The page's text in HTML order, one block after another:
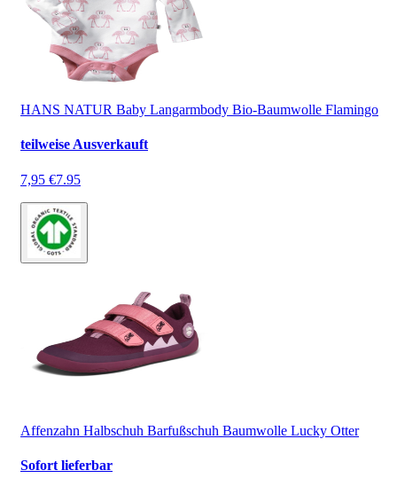
HANS NATUR Baby Langarmbody Bio-Baumwolle Flamingo
teilweise Ausverkauft
7,95 €7.95
Affenzahn Halbschuh Barfußschuh Baumwolle Lucky Otter
Sofort lieferbar